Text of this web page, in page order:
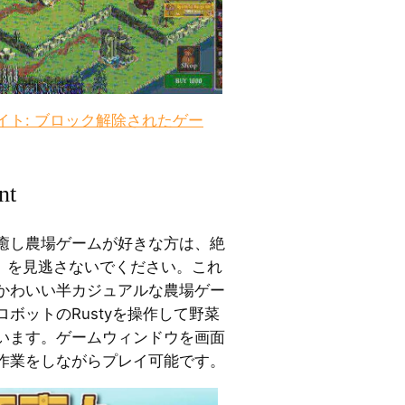
ト: ブロック解除されたゲー
し農場ゲームが好きな方は、絶
見逃さないでください。これ
わいい半カジュアルな農場ゲー
ボットのRustyを操作して野菜
ます。ゲームウィンドウを画面
をしながらプレイ可能です。